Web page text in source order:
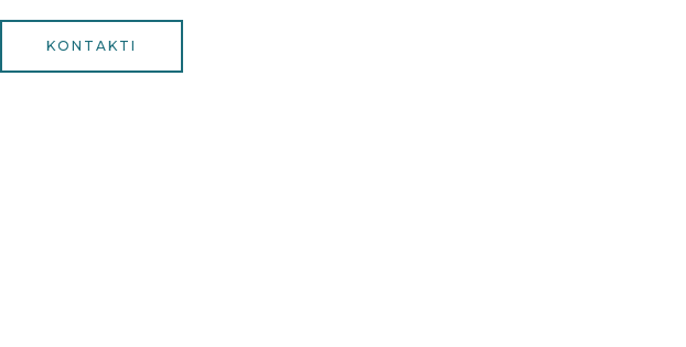
KONTAKTI